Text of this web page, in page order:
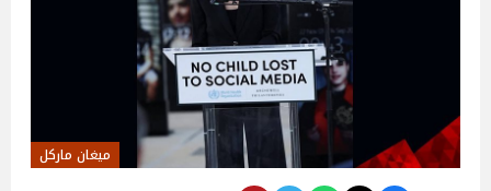
ميغان ماركل